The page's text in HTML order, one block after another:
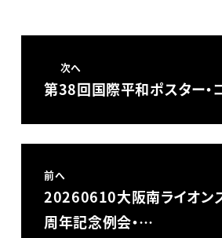
次へ
第38回国際平和ポスター・
前へ
20260610大阪南ライオン
周年記念例会・…